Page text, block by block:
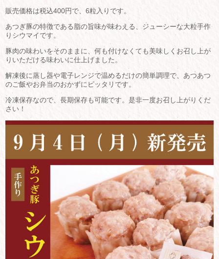
販売価格は税込400円で、6粒入りです。
あつぎ豚の特徴である脂の旨味が味わえる、ジューシーな大粒手作
りシウマイです。
豚肉の味わいをそのままに、何も付けなくても美味しくお召し上が
りいただける味わいに仕上げました。
解凍後に蒸し器や電子レンジで温めるだけの簡単調理で、あつあつ
のご飯やお弁当のおかずにピッタリです。
冷凍保存なので、長期保存も可能です。是非一度お召し上がりくだ
さい！